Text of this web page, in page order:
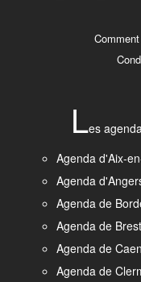
Les
Agenda d'Aix-
Agenda
Agenda de
Agenda de Brest
Agenda de Caen
Agenda de